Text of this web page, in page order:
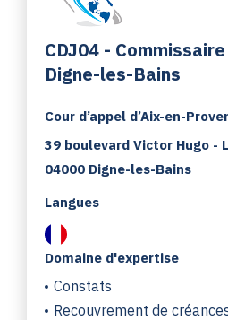
CDJ04 -
Digne-les-Bains
Cour d’appel d’Aix-en-
39 boulevard Victor Hugo -
04000 Digne-les-Bains
Domaine d'expertise
Constats
Recouvrement de
Langues